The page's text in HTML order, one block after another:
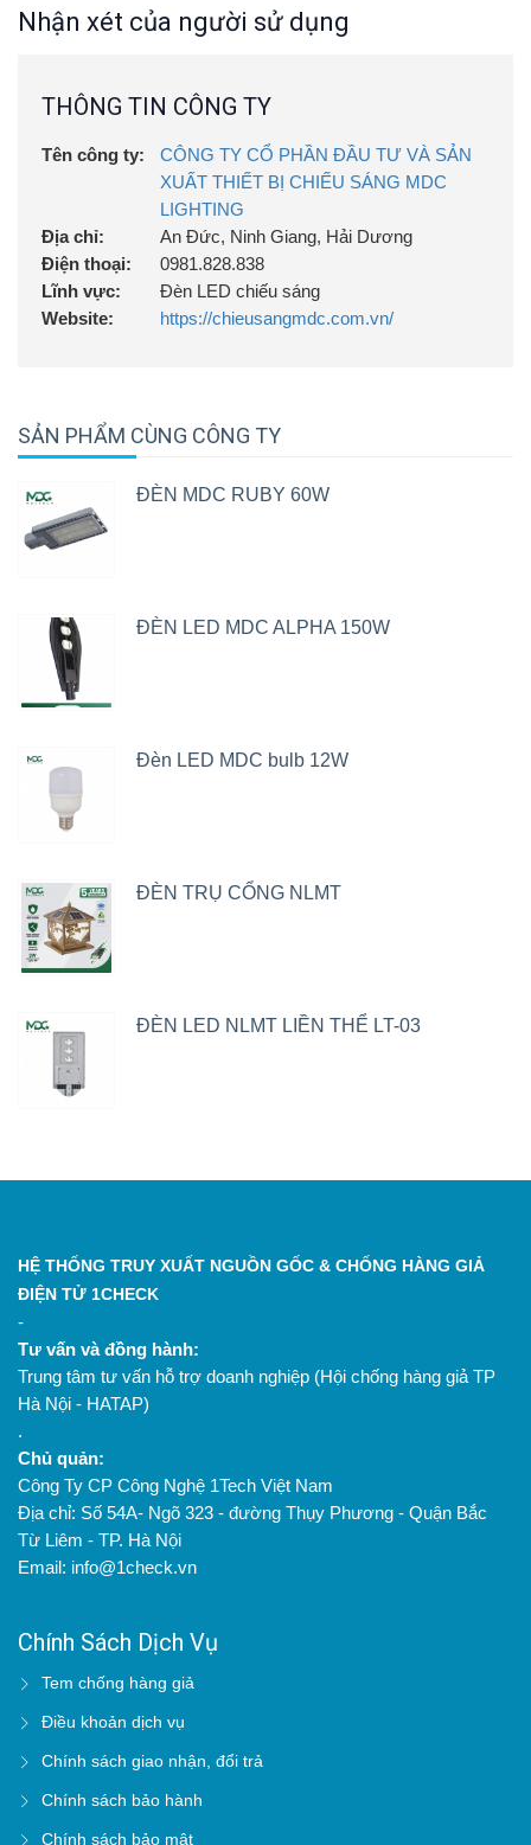
Nhận xét của người sử dụng
THÔNG TIN CÔNG TY
Tên công ty:
CÔNG TY CỔ PHẦN ĐẦU TƯ VÀ SẢN
XUẤT THIẾT BỊ CHIẾU SÁNG MDC
LIGHTING
Địa chỉ:
An Đức, Ninh Giang, Hải Dương
Điện thoại:
0981.828.838
Lĩnh vực:
Đèn LED chiếu sáng
Website:
https://chieusangmdc.com.vn/
SẢN PHẨM CÙNG CÔNG TY
ĐÈN MDC RUBY 60W
ĐÈN LED MDC ALPHA 150W
Đèn LED MDC bulb 12W
ĐÈN TRỤ CỔNG NLMT
ĐÈN LED NLMT LIỀN THỂ LT-03
HỆ THỐNG TRUY XUẤT NGUỒN GỐC & CHỐNG HÀNG GIẢ
ĐIỆN TỬ 1CHECK
-
Tư vấn và đồng hành:
Trung tâm tư vấn hỗ trợ doanh nghiệp (Hội chống hàng giả TP
Hà Nội - HATAP)
.
Chủ quản:
Công Ty CP Công Nghệ 1Tech Việt Nam
Địa chỉ: Số 54A- Ngõ 323 - đường Thụy Phương - Quận Bắc
Từ Liêm - TP. Hà Nội
Email: info@1check.vn
Chính Sách Dịch Vụ
Tem chống hàng giả
Điều khoản dịch vụ
Chính sách giao nhận, đổi trả
Chính sách bảo hành
Chính sách bảo mật